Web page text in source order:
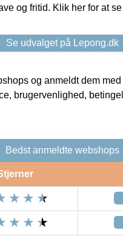
og fritid. Klik her for at
Se udvalget på Lepong.dk
og anmeldt dem
brugervenlighed,
Bedst anmeldte webshops